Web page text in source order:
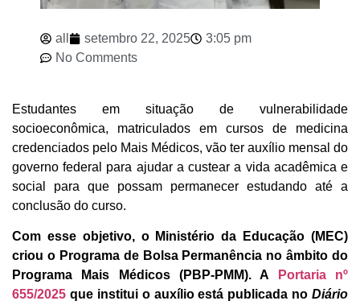
all setembro 22, 2025
3:05 pm
No Comments
Estudantes em situação de vulnerabilidade
socioeconômica, matriculados em cursos de medicina
credenciados pelo Mais Médicos, vão ter auxílio mensal do
governo federal para ajudar a custear a vida acadêmica e
social para que possam permanecer estudando até a
conclusão do curso.
Com esse objetivo, o Ministério da Educação (MEC)
criou o Programa de Bolsa Permanência no âmbito do
Programa Mais Médicos (PBP-PMM). A
Portaria nº
655/2025 que institui o auxílio está publicada no Diário